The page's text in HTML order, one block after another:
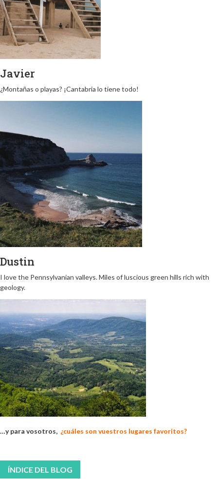
Javier
¿Montañas o playas? ¡Cantabria lo tiene todo!
Dustin
I love the Pennsylvanian valleys. Miles of luscious green hills rich with
geology.
…y para vosotros, ¿cuáles son vuestros lugares favoritos?
ÍNDICE DEL BLOG